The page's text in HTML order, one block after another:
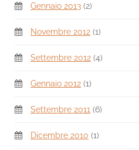
Gennaio 2013 (2)
Novembre 2012 (1)
Settembre 2012 (4)
Gennaio 2012 (1)
Settembre 2011 (6)
Dicembre 2010 (1)